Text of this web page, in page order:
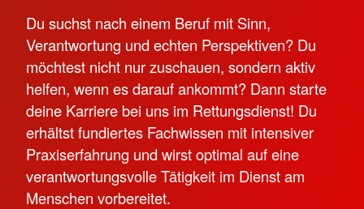
Du suchst nach einem Beruf mit Sinn,
Verantwortung und echten Perspektiven? Du
möchtest nicht nur zuschauen, sondern aktiv
helfen, wenn es darauf ankommt? Dann starte
deine Karriere bei uns im Rettungsdienst! Du
erhältst fundiertes Fachwissen mit intensiver
Praxiserfahrung und wirst optimal auf eine
verantwortungsvolle Tätigkeit im Dienst am
Menschen vorbereitet.